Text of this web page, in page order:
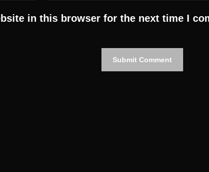
in this browser for the next time I